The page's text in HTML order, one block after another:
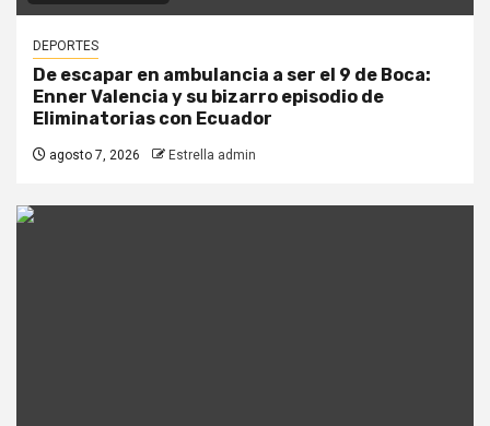
DEPORTES
De escapar en ambulancia a ser el 9 de Boca:
Enner Valencia y su bizarro episodio de
Eliminatorias con Ecuador
agosto 7, 2026 Estrella admin